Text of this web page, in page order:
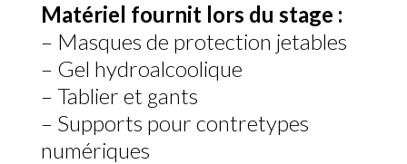
Matériel fournit lors du stage :
– Masques de protection jetables
– Gel hydroalcoolique
– Tablier et gants
– Supports pour contretypes
numériques